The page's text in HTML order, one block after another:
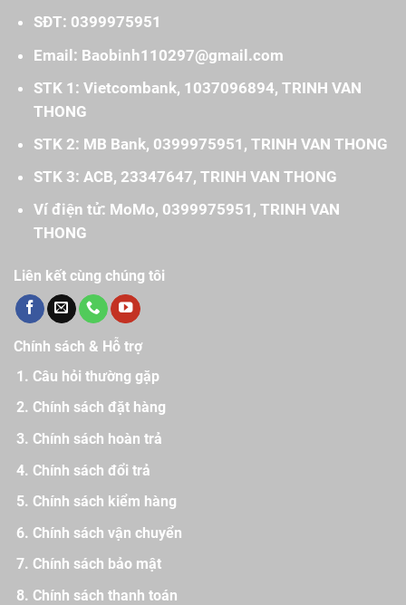
SĐT: 0399975951
Email: Baobinh110297@gmail.com
STK 1: Vietcombank, 1037096894, TRINH VAN
THONG
STK 2: MB Bank, 0399975951, TRINH VAN THONG
STK 3: ACB, 23347647, TRINH VAN THONG
Ví điện tử: MoMo, 0399975951, TRINH VAN
THONG
Liên kết cùng chúng tôi
Chính sách & Hỗ trợ
Câu hỏi thường gặp
Chính sách đặt hàng
Chính sách hoàn trả
Chính sách đổi trả
Chính sách kiểm hàng
Chính sách vận chuyển
Chính sách bảo mật
Chính sách thanh toán